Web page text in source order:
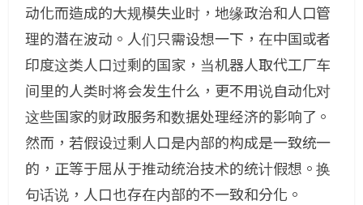
动化而造成的大规模失业时，地缘政治和人口管
理的潜在波动。人们只需设想一下，在中国或者
印度这类人口过剩的国家，当机器人取代工厂车
间里的人类时将会发生什么，更不用说自动化对
这些国家的财政服务和数据处理经济的影响了。
然而，若假设过剩人口是内部的构成是一致统一
的，正等于屈从于推动统治技术的统计假想。换
句话说，人口也存在内部的不一致和分化。